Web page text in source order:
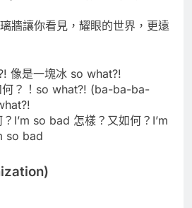
牆讓你看見，耀眼的世界，更遠
像是一塊冰 so what?!
？！so what?! (ba-ba-ba-
I’m so bad 怎樣？又如何？I’m
so bad